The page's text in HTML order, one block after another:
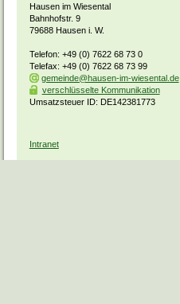
Hausen im Wiesental
Bahnhofstr. 9
79688 Hausen i. W.
Telefon: +49 (0) 7622 68 73 0
Telefax: +49 (0) 7622 68 73 99
gemeinde@hausen-im-wiesental.de
verschlüsselte Kommunikation
Umsatzsteuer ID: DE142381773
Intranet